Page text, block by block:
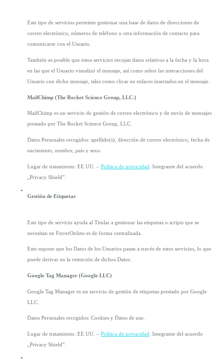
Este tipo de servicios permiten gestionar una base de datos de direcciones de
correo electrónico, números de teléfono u otra información de contacto para
comunicarse con el Usuario.
También es posible que estos servicios recojan datos relativos a la fecha y la hora
en las que el Usuario visualizó el mensaje, así como sobre las interacciones del
Usuario con dicho mensaje, tales como clicar en enlaces insertados en el mensaje.
MailChimp (The Rocket Science Group, LLC.)
MailChimp es un servicio de gestión de correo electrónico y de envío de mensajes
prestado por The Rocket Science Group, LLC.
Datos Personales recogidos: apellido(s), dirección de correo electrónico, fecha de
nacimiento, nombre, país y sexo.
Lugar de tratamiento: EE.UU. – Política de privacidad . Integrante del acuerdo
„Privacy Shield”.
Gestión de Etiquetas
Este tipo de servicio ayuda al Titular a gestionar las etiquetas o scripts que se
necesitan en FerrerOnline.es de forma centralizada.
Esto supone que los Datos de los Usuarios pasan a través de estos servicios, lo que
puede derivar en la retención de dichos Datos.
Google Tag Manager (Google LLC)
Google Tag Manager es un servicio de gestión de etiquetas prestado por Google
LLC.
Datos Personales recogidos: Cookies y Datos de uso.
Lugar de tratamiento: EE.UU. – Política de privacidad . Integrante del acuerdo
„Privacy Shield”.